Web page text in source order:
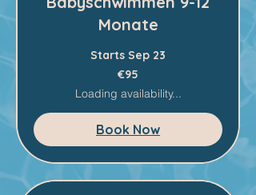
Monate
Starts Sep 23
€95
Loading availability...
Book Now